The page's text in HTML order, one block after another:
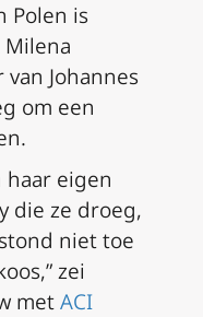
Polen is
Johannes
om een
haar eigen
die ze droeg,
niet toe
zei
metACI